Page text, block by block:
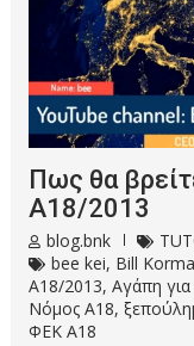
Πως θα
Α18/2013
blog.bnk
bee kei, Bill
Α18/2013,Αγάπη
Νόμος Α18,
ΦΕΚ Α18